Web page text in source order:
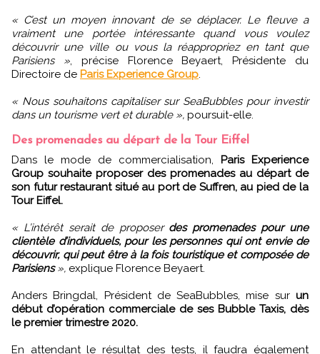
« C’est un moyen innovant de se déplacer. Le fleuve a
vraiment une portée intéressante quand vous voulez
découvrir une ville ou vous la réappropriez en tant que
Parisiens », précise Florence Beyaert, Présidente du
Directoire de Paris Experience Group
« Nous souhaitons capitaliser sur SeaBubbles pour investir
dans un tourisme vert et durable », poursuit-elle.
Des promenades au départ de la Tour Eiffel
Dans le mode de commercialisation, Paris Experience
Group souhaite proposer des promenades au départ de
son futur restaurant situé au port de Suffren, au pied de la
Tour Eiffel.
« L’intérêt serait de proposer des promenades pour une
clientèle d’individuels, pour les personnes qui ont envie de
découvrir, qui peut être à la fois touristique et composée de
Parisiens», explique Florence Beyaert.
Anders Bringdal, Président de SeaBubbles, mise sur un
début d’opération commerciale de ses Bubble Taxis, dès
le premier trimestre 2020.
En attendant le résultat des tests, il faudra également